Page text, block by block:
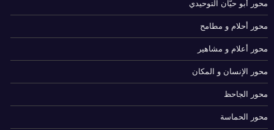
محور أبو حيّان التوحيدي
محور أحلام و مطامح
محور أعلام و مشاهير
محور الإنسان و المكان
محور الجاحظ
محور الحماسة